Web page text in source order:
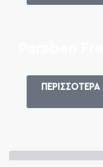
ΠΕΡΙΣΣΟΤΕΡΑ